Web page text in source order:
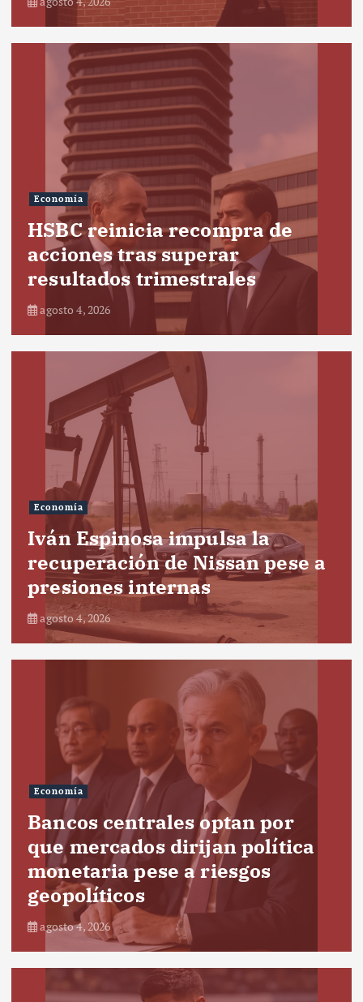
Economía
HSBC reinicia recompra de
acciones tras superar
resultados trimestrales
agosto 4, 2026
Economía
Iván Espinosa impulsa la
recuperación de Nissan pese a
presiones internas
agosto 4, 2026
Economía
Bancos centrales optan por
que mercados dirijan política
monetaria pese a riesgos
geopolíticos
agosto 4, 2026